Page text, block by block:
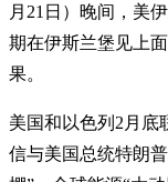
月21日）晚间，美
期在伊斯兰堡见上
果。
美国和以色列2月底
信与美国总统特朗